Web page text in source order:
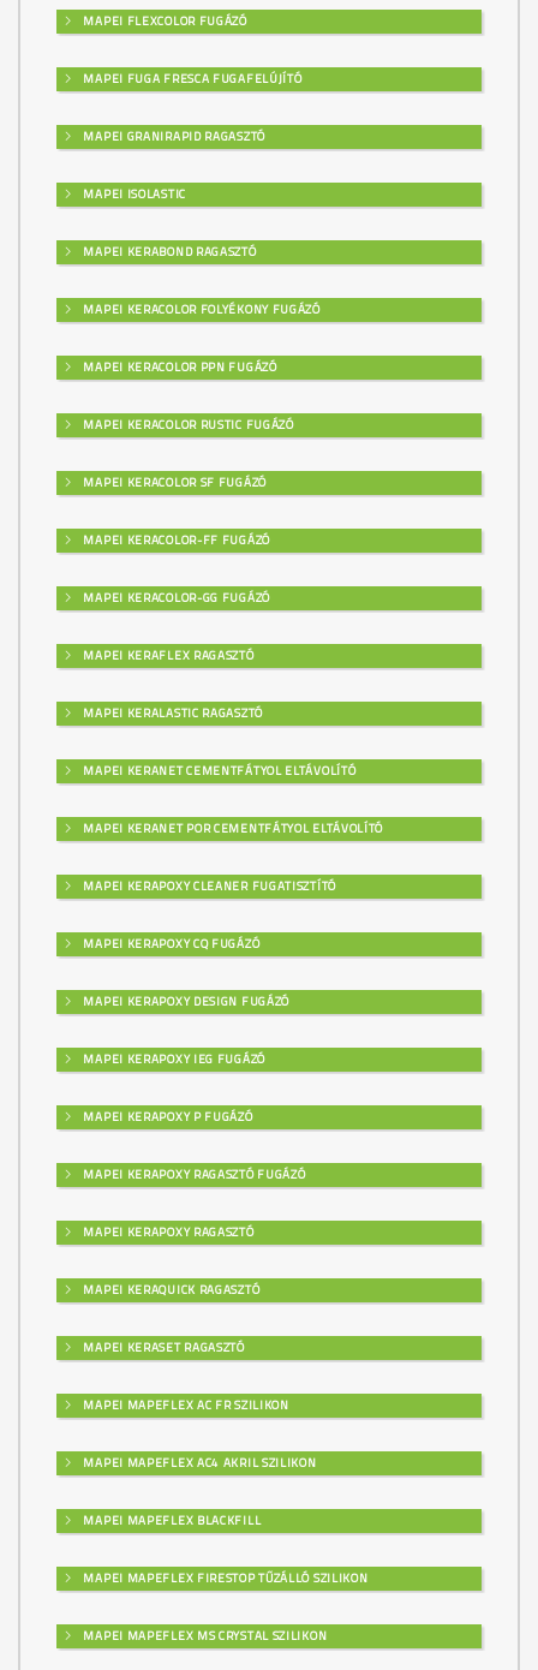
MAPEI FLEXCOLOR FUGÁZÓ
MAPEI FUGA FRESCA FUGAFELÚJÍTÓ
MAPEI GRANIRAPID RAGASZTÓ
MAPEI ISOLASTIC
MAPEI KERABOND RAGASZTÓ
MAPEI KERACOLOR FOLYÉKONY FUGÁZÓ
MAPEI KERACOLOR PPN FUGÁZÓ
MAPEI KERACOLOR RUSTIC FUGÁZÓ
MAPEI KERACOLOR SF FUGÁZÓ
MAPEI KERACOLOR-FF FUGÁZÓ
MAPEI KERACOLOR-GG FUGÁZÓ
MAPEI KERAFLEX RAGASZTÓ
MAPEI KERALASTIC RAGASZTÓ
MAPEI KERANET CEMENTFÁTYOL ELTÁVOLÍTÓ
MAPEI KERANET POR CEMENTFÁTYOL ELTÁVOLÍTÓ
MAPEI KERAPOXY CLEANER FUGATISZTÍTÓ
MAPEI KERAPOXY CQ FUGÁZÓ
MAPEI KERAPOXY DESIGN FUGÁZÓ
MAPEI KERAPOXY IEG FUGÁZÓ
MAPEI KERAPOXY P FUGÁZÓ
MAPEI KERAPOXY RAGASZTÓ FUGÁZÓ
MAPEI KERAPOXY RAGASZTÓ
MAPEI KERAQUICK RAGASZTÓ
MAPEI KERASET RAGASZTÓ
MAPEI MAPEFLEX AC FR SZILIKON
MAPEI MAPEFLEX AC4 AKRIL SZILIKON
MAPEI MAPEFLEX BLACKFILL
MAPEI MAPEFLEX FIRESTOP TŰZÁLLÓ SZILIKON
MAPEI MAPEFLEX MS CRYSTAL SZILIKON